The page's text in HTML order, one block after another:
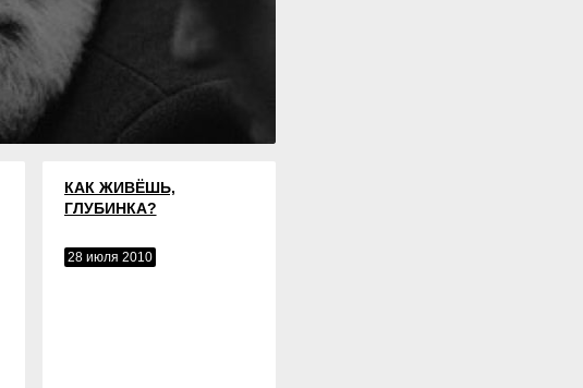
КАК ЖИВЁШЬ,
ГЛУБИНКА?
28 июля 2010